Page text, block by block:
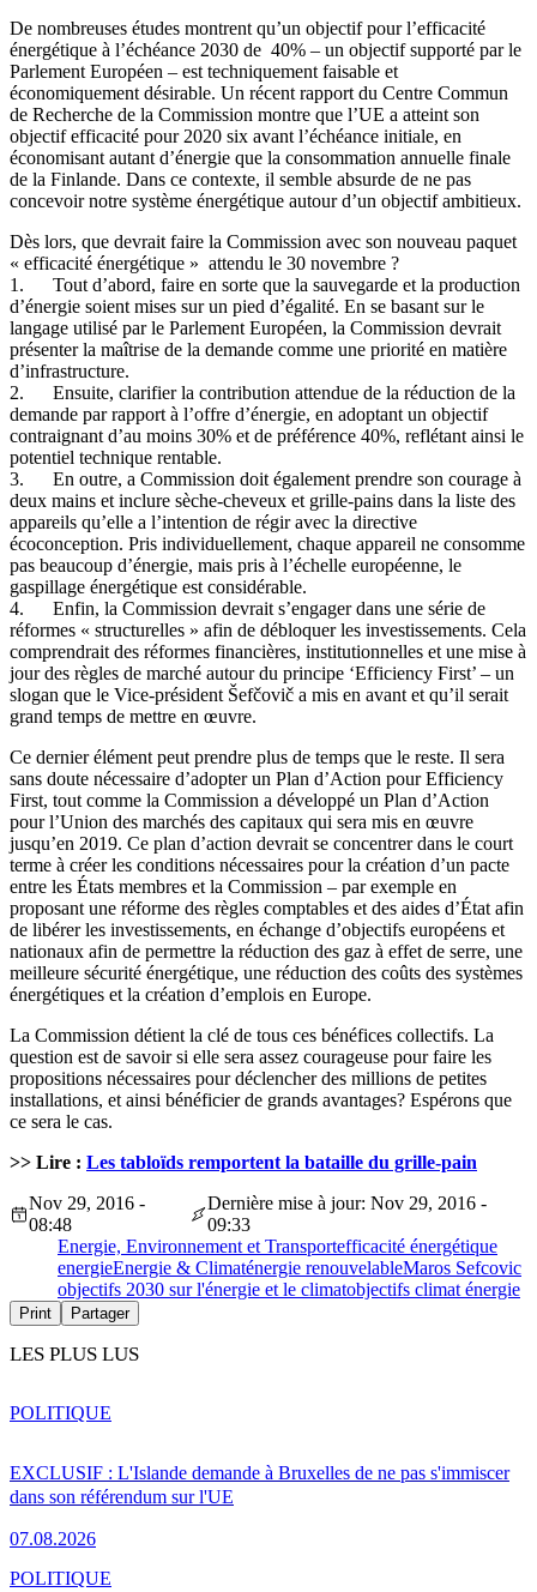
De nombreuses études montrent qu’un objectif pour l’efficacité
énergétique à l’échéance 2030 de 40% – un objectif supporté par le
Parlement Européen – est techniquement faisable et
économiquement désirable. Un récent rapport du Centre Commun
de Recherche de la Commission montre que l’UE a atteint son
objectif efficacité pour 2020 six avant l’échéance initiale, en
économisant autant d’énergie que la consommation annuelle finale
de la Finlande. Dans ce contexte, il semble absurde de ne pas
concevoir notre système énergétique autour d’un objectif ambitieux.
Dès lors, que devrait faire la Commission avec son nouveau paquet
« efficacité énergétique » attendu le 30 novembre ?
1. Tout d’abord, faire en sorte que la sauvegarde et la production
d’énergie soient mises sur un pied d’égalité. En se basant sur le
langage utilisé par le Parlement Européen, la Commission devrait
présenter la maîtrise de la demande comme une priorité en matière
d’infrastructure.
2. Ensuite, clarifier la contribution attendue de la réduction de la
demande par rapport à l’offre d’énergie, en adoptant un objectif
contraignant d’au moins 30% et de préférence 40%, reflétant ainsi le
potentiel technique rentable.
3. En outre, a Commission doit également prendre son courage à
deux mains et inclure sèche-cheveux et grille-pains dans la liste des
appareils qu’elle a l’intention de régir avec la directive
écoconception. Pris individuellement, chaque appareil ne consomme
pas beaucoup d’énergie, mais pris à l’échelle européenne, le
gaspillage énergétique est considérable.
4. Enfin, la Commission devrait s’engager dans une série de
réformes « structurelles » afin de débloquer les investissements. Cela
comprendrait des réformes financières, institutionnelles et une mise à
jour des règles de marché autour du principe ‘Efficiency First’ – un
slogan que le Vice-président Šefčovič a mis en avant et qu’il serait
grand temps de mettre en œuvre.
Ce dernier élément peut prendre plus de temps que le reste. Il sera
sans doute nécessaire d’adopter un Plan d’Action pour Efficiency
First, tout comme la Commission a développé un Plan d’Action
pour l’Union des marchés des capitaux qui sera mis en œuvre
jusqu’en 2019. Ce plan d’action devrait se concentrer dans le court
terme à créer les conditions nécessaires pour la création d’un pacte
entre les États membres et la Commission – par exemple en
proposant une réforme des règles comptables et des aides d’État afin
de libérer les investissements, en échange d’objectifs européens et
nationaux afin de permettre la réduction des gaz à effet de serre, une
meilleure sécurité énergétique, une réduction des coûts des systèmes
énergétiques et la création d’emplois en Europe.
La Commission détient la clé de tous ces bénéfices collectifs. La
question est de savoir si elle sera assez courageuse pour faire les
propositions nécessaires pour déclencher des millions de petites
installations, et ainsi bénéficier de grands avantages? Espérons que
ce sera le cas.
>> Lire : Les tabloïds remportent la bataille du grille-pain
Nov 29, 2016 -
08:48
Dernière mise à jour: Nov 29, 2016 -
09:33
Energie, Environnement et Transportefficacité énergétique
energieEnergie & Climaténergie renouvelableMaros Sefcovic
objectifs 2030 sur l'énergie et le climatobjectifs climat énergie
Print Partager
LES PLUS LUS
EXCLUSIF : L'Islande demande à Bruxelles de ne pas s'immiscer
dans son référendum sur l'UE
07.08.2026
POLITIQUE
POLITIQUE